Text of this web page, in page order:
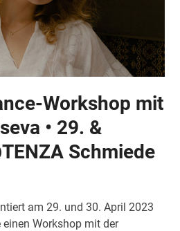
Workshop mit
• 29. &
Schmiede
am 29. und 30. April 2023
einen Workshop mit der